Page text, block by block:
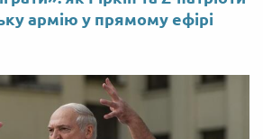
армію у прямому ефірі